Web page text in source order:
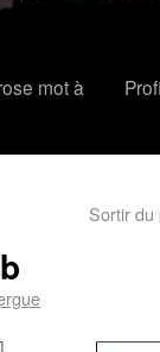
mot à
Sortir